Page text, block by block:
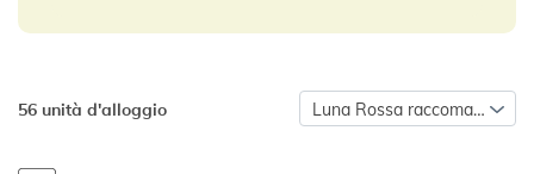
56 unità d'alloggio Luna Rossa raccomanda